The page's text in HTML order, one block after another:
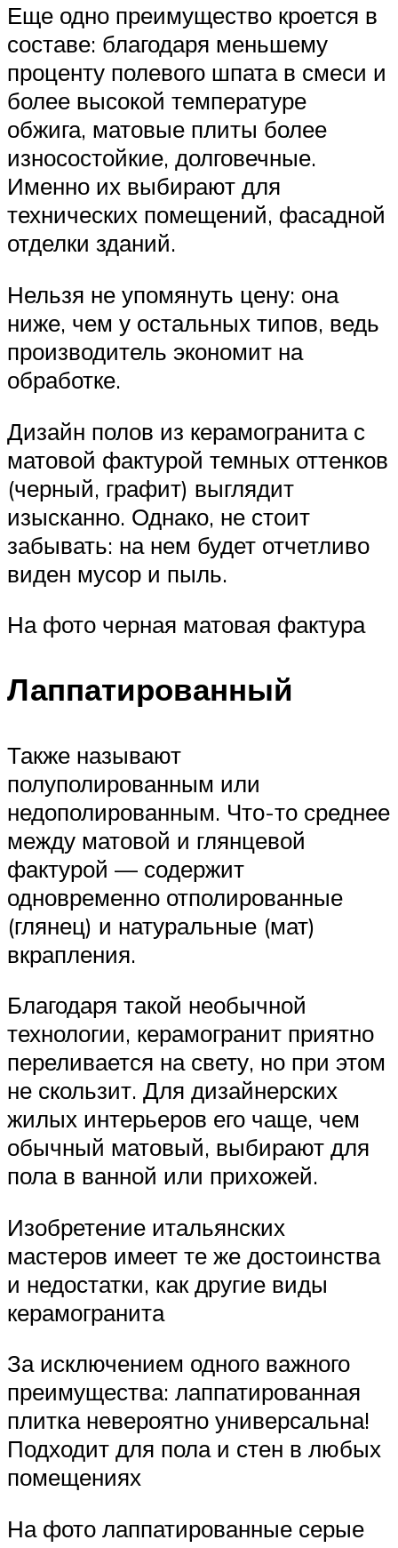
Еще одно преимущество кроется в
составе: благодаря меньшему
проценту полевого шпата в смеси и
более высокой температуре
обжига, матовые плиты более
износостойкие, долговечные.
Именно их выбирают для
технических помещений, фасадной
отделки зданий.
Нельзя не упомянуть цену: она
ниже, чем у остальных типов, ведь
производитель экономит на
обработке.
Дизайн полов из керамогранита с
матовой фактурой темных оттенков
(черный, графит) выглядит
изысканно. Однако, не стоит
забывать: на нем будет отчетливо
виден мусор и пыль.
На фото черная матовая фактура
Лаппатированный
Также называют
полуполированным или
недополированным. Что-то среднее
между матовой и глянцевой
фактурой — содержит
одновременно отполированные
(глянец) и натуральные (мат)
вкрапления.
Благодаря такой необычной
технологии, керамогранит приятно
переливается на свету, но при этом
не скользит. Для дизайнерских
жилых интерьеров его чаще, чем
обычный матовый, выбирают для
пола в ванной или прихожей.
Изобретение итальянских
мастеров имеет те же достоинства
и недостатки, как другие виды
керамогранита
За исключением одного важного
преимущества: лаппатированная
плитка невероятно универсальна!
Подходит для пола и стен в любых
помещениях
На фото лаппатированные серые